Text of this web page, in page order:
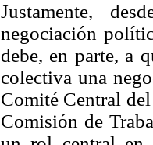
Justamente,
negociación
debe, en parte, a
colectiva una
Comité Central
Comisión de